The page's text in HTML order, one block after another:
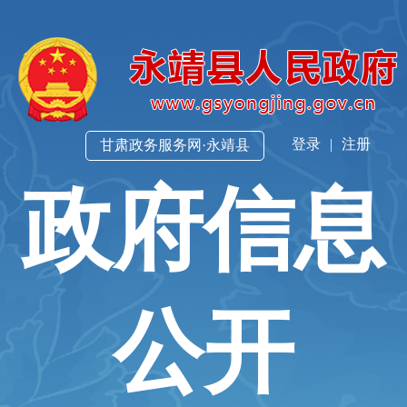
登录 | 注册
甘肃政务服务网·永靖县
政府信息
公开